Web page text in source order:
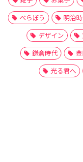
べらぼう
明治
デザイン
鎌倉時代
光る君へ